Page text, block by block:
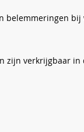
belemmeringen bij
zijn verkrijgbaar